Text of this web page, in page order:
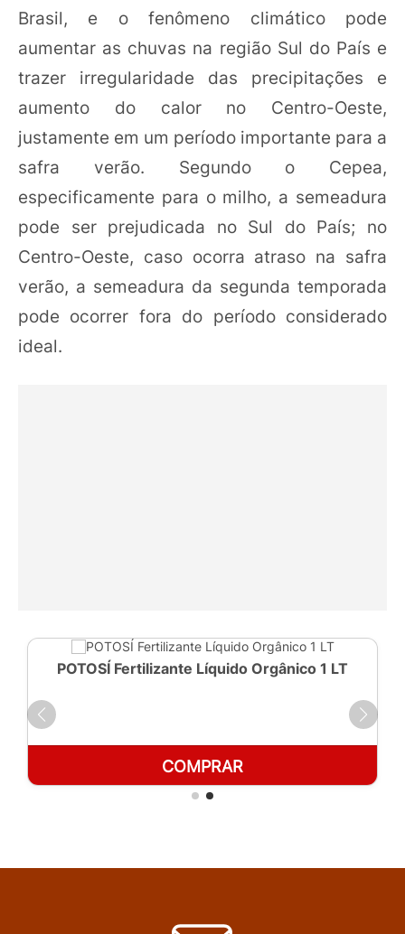
Brasil, e o fenômeno climático pode
aumentar as chuvas na região Sul do País e
trazer irregularidade das precipitações e
aumento do calor no Centro-Oeste,
justamente em um período importante para a
safra verão. Segundo o Cepea,
especificamente para o milho, a semeadura
pode ser prejudicada no Sul do País; no
Centro-Oeste, caso ocorra atraso na safra
verão, a semeadura da segunda temporada
pode ocorrer fora do período considerado
ideal.
POTOSÍ Fertilizante Líquido Orgânico 1 LT
COMPRAR